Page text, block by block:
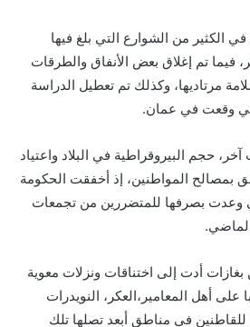
الكثير من الشوارع التي بلغ فيها
فيما تم إغلاق بعض الأنفاق والطرقات
مرتاديها، وكذلك تم تعطيل الدراسة
وقعت في عمان.
حجم البيروقراطية في البلاد واعتياد
بمصالح المواطنين، إذ أخفقت الحكومة
بصرفها للمتضررين من تجمعات
أدت إلى اختناقات ونزلات معوية
على أهل المعامير،العكر، النويدرات
للقاطنين في مناطق أبعد تصلها تلك